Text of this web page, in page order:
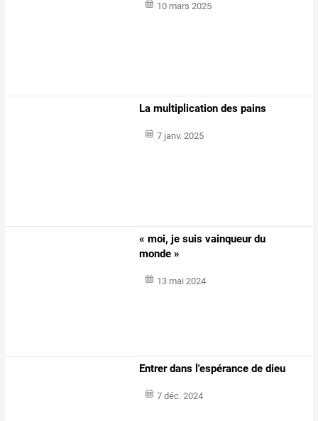
10 mars 2025
La multiplication des pains
7 janv. 2025
« moi, je suis vainqueur du
monde »
13 mai 2024
Entrer dans l'espérance de dieu
7 déc. 2024